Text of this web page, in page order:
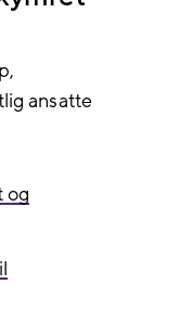
ansatte
og